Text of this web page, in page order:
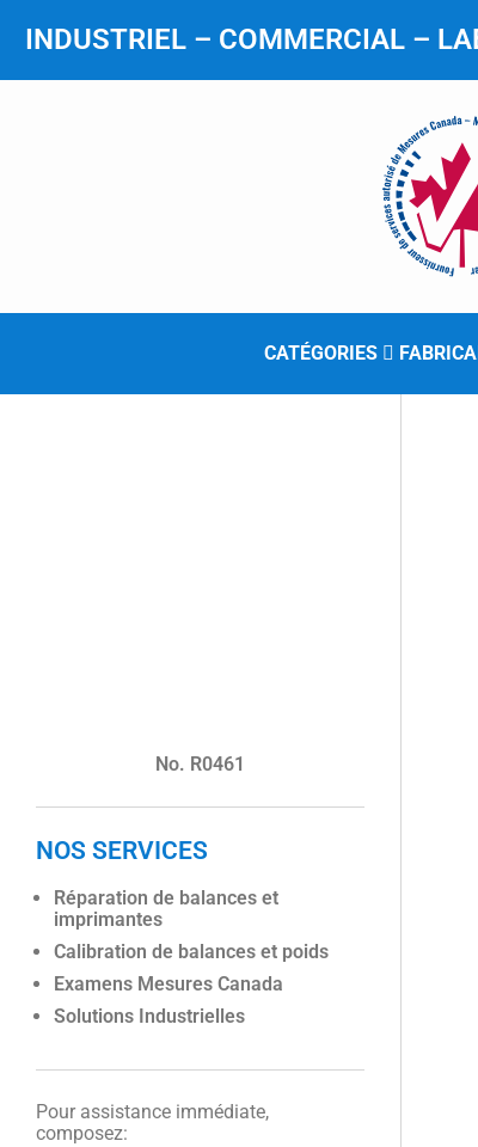
INDUSTRIEL – COMMERCIAL –
CATÉGORIES
No. R0461
NOS SERVICES
Réparation de balances et
imprimantes
Calibration de balances et poids
Examens Mesures Canada
Solutions Industrielles
Pour assistance immédiate,
composez: